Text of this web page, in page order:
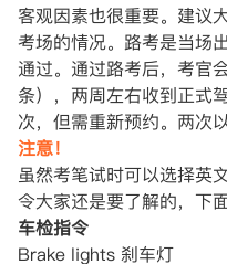
客观因素也很重要。建议
考场的情况。路考是当场
通过。通过路考后，考官
条），两周左右收到正式
次，但需重新预约。两次
注意！
虽然考笔试时可以选择英
令大家还是要了解的，下
车检指令
Brake lights 刹车灯